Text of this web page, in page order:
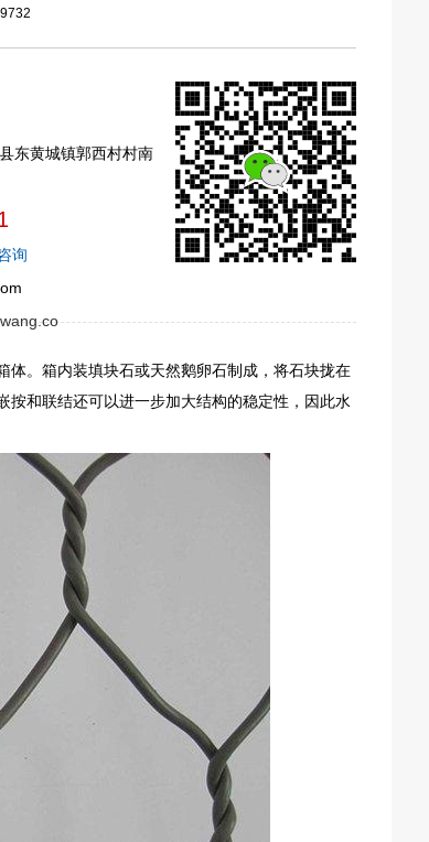
东黄城镇郭西村村南
询
体。箱内装填块石或天然鹅卵石制成，将石块拢在
和联结还可以进一步加大结构的稳定性，因此水